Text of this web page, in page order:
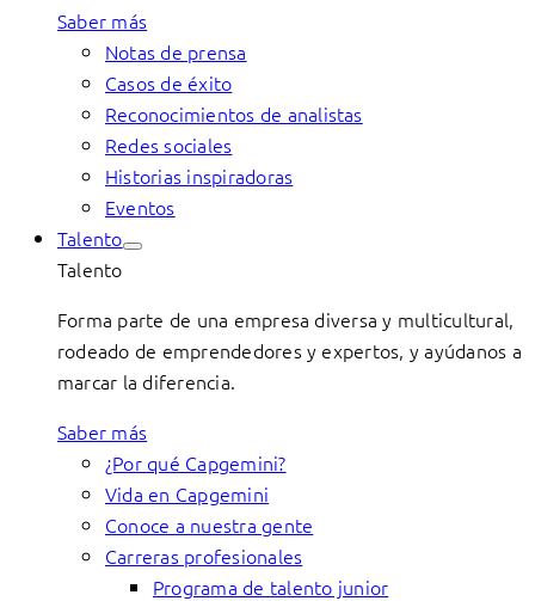
Saber más
Notas de prensa
Casos de éxito
Reconocimientos de analistas
Redes sociales
Historias inspiradoras
Eventos
Talento
Talento
Forma parte de una empresa diversa y multicultural,
rodeado de emprendedores y expertos, y ayúdanos a
marcar la diferencia.
Saber más
¿Por qué Capgemini?
Vida en Capgemini
Conoce a nuestra gente
Carreras profesionales
Programa de talento junior